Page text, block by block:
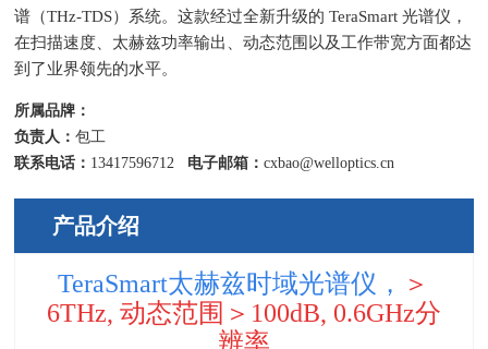
谱（THz-TDS）系统。这款经过全新升级的 TeraSmart 光谱仪，
在扫描速度、太赫兹功率输出、动态范围以及工作带宽方面都达
到了业界领先的水平。
所属品牌：
负责人：包工
联系电话： 13417596712 电子邮箱：cxbao@welloptics.cn
产品介绍
TeraSmart太赫兹时域光谱仪，
＞
6THz, 动态范围＞100dB, 0.6GHz分
辨率